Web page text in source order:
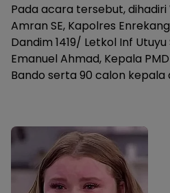
Pada acara tersebut, dihadiri
Amran SE, Kapolres
Dandim 1419/ Letkol Inf
Emanuel Ahmad, Kepala
Bando serta 90 calon kepala